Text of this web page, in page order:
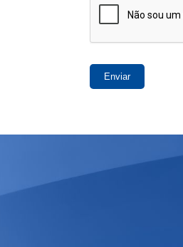
Enviar